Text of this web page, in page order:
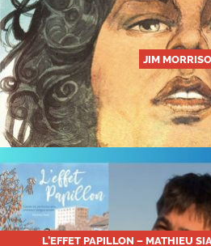
JIM
L’EFFET PAPILLON – MATHIEU